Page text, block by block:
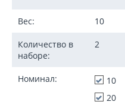
Вес: 10
Количество в
наборе:
2
Номинал:
10
20